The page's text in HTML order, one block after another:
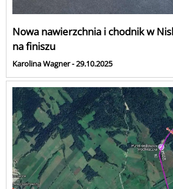
Nowa nawierzchnia i chodnik w
na finiszu
Karolina Wagner - 29.10.2025